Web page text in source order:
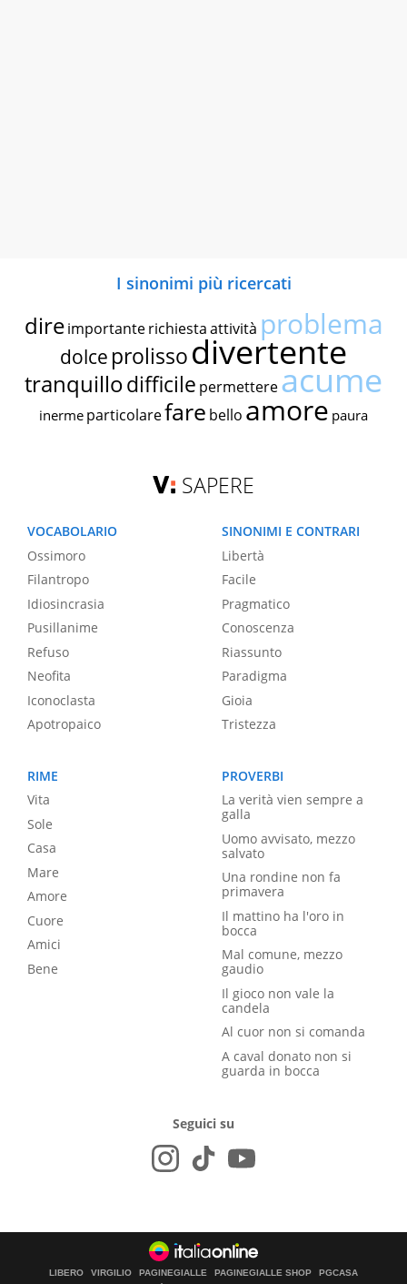
I sinonimi più ricercati
dire importante richiestaattività problema
dolce prolissodivertente
tranquillodifficile permettereacume
inerme particolarefare bello amore paura
SAPERE
VOCABOLARIO
Ossimoro
Filantropo
Idiosincrasia
Pusillanime
Refuso
Neofita
Iconoclasta
Apotropaico
SINONIMI E CONTRARI
Libertà
Facile
Pragmatico
Conoscenza
Riassunto
Paradigma
Gioia
Tristezza
RIME
Vita
Sole
Casa
Mare
Amore
Cuore
Amici
Bene
PROVERBI
La verità vien sempre a
galla
Uomo avvisato, mezzo
salvato
Una rondine non fa
primavera
Il mattino ha l'oro in
bocca
Mal comune, mezzo
gaudio
Il gioco non vale la
candela
Al cuor non si comanda
A caval donato non si
guarda in bocca
Seguici su
LIBERO VIRGILIO PAGINEGIALLE PAGINEGIALLE SHOP PGCASA